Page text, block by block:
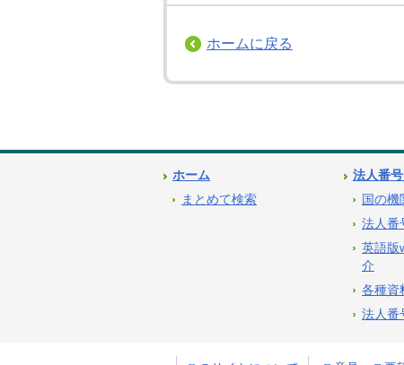
ホームに戻る
ホーム
まとめて検索
法人番
国の機
法人番
英語版
介
各種資
法人番